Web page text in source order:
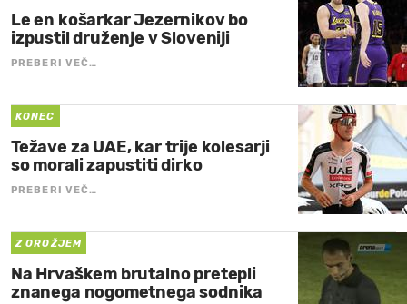
Le en košarkar Jezernikov bo
izpustil druženje v Sloveniji
PREBERI VEČ…
KONEC
Težave za UAE, kar trije kolesarji
so morali zapustiti dirko
PREBERI VEČ…
Z OROŽJEM
Na Hrvaškem brutalno pretepli
znanega nogometnega sodnika